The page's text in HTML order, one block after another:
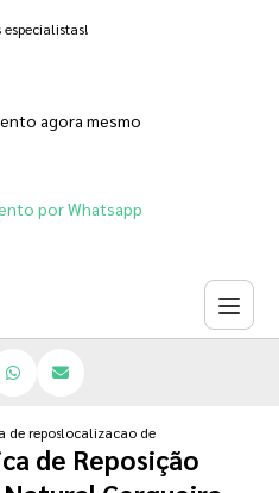
agora mesmo
por Whatsapp
de reposicao hormonal progesterona
localizacao de clinica de
de Reposição